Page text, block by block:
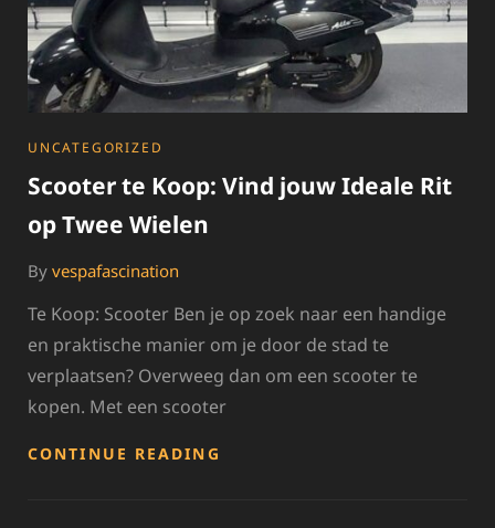
CATEGORIES
UNCATEGORIZED
Scooter te Koop: Vind jouw Ideale Rit
op Twee Wielen
By vespafascination
Te Koop: Scooter Ben je op zoek naar een handige
en praktische manier om je door de stad te
verplaatsen? Overweeg dan om een scooter te
kopen. Met een scooter
CONTINUE READING